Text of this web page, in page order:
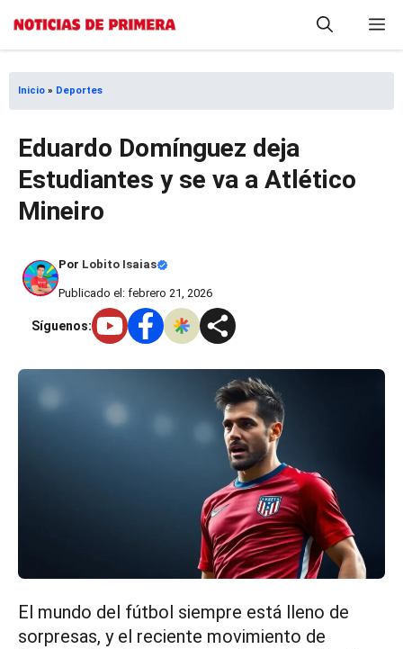
Saltar
contenido
Inicio » Deportes
Eduardo Domínguez deja
Estudiantes y se va a Atlético
Mineiro
Por Lobito Isaias
Publicado el: febrero 21, 2026
Síguenos:
El mundo del fútbol siempre está lleno de
sorpresas, y el reciente movimiento de